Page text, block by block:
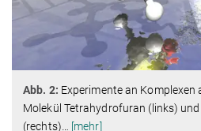
Abb. 2: Experimente an Komplexen
Molekül Tetrahydrofuran (links) und
(rechts)
[mehr]